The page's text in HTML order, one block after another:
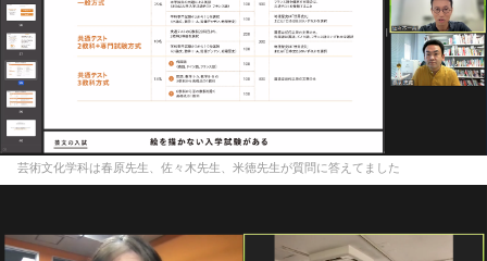
芸術文化学科は春原先生、佐々木先生、米徳先生が質問に答えてました